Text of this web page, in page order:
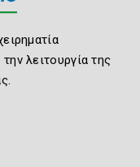
λειτουργία της